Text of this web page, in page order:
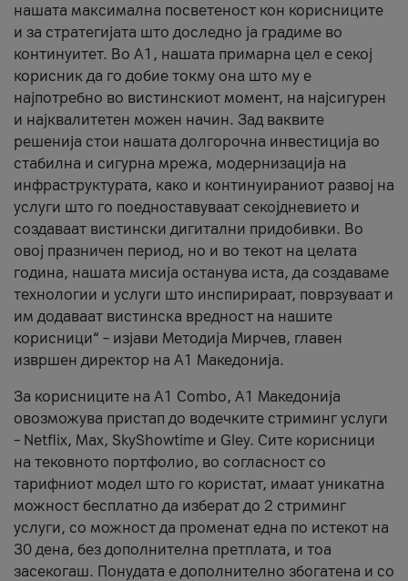
нашата максимална посветеност кон корисниците
и за стратегијата што доследно ја градиме во
континуитет. Во А1, нашата примарна цел е секој
корисник да го добие токму она што му е
најпотребно во вистинскиот момент, на најсигурен
и најквалитетен можен начин. Зад ваквите
решенија стои нашата долгорочна инвестиција во
стабилна и сигурна мрежа, модернизација на
инфраструктурата, како и континуираниот развој на
услуги што го поедноставуваат секојдневието и
создаваат вистински дигитални придобивки. Во
овој празничен период, но и во текот на целата
година, нашата мисија останува иста, да создаваме
технологии и услуги што инспирираат, поврзуваат и
им додаваат вистинска вредност на нашите
корисници“ – изјави Методија Мирчев, главен
извршен директор на А1 Македонија.
За корисниците на A1 Combo, А1 Македонија
овозможува пристап до водечките стриминг услуги
– Netflix, Max, SkyShowtime и Gley. Сите корисници
на тековното портфолио, во согласност со
тарифниот модел што го користат, имаат уникатна
можност бесплатно да изберат до 2 стриминг
услуги, со можност да променат една по истекот на
30 дена, без дополнителна претплата, и тоа
засекогаш. Понудата е дополнително збогатена и со